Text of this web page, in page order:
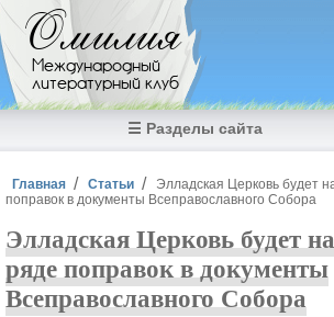
Перейти к основному содержанию
Омилия
Международный
литературный клуб
☰ Разделы сайта
Вы здесь
Главная Статьи
Элладская Церковь будет
поправок в документы Всеправославного Собора
Элладская Церковь будет
ряде поправок в документы
Всеправославного Собора